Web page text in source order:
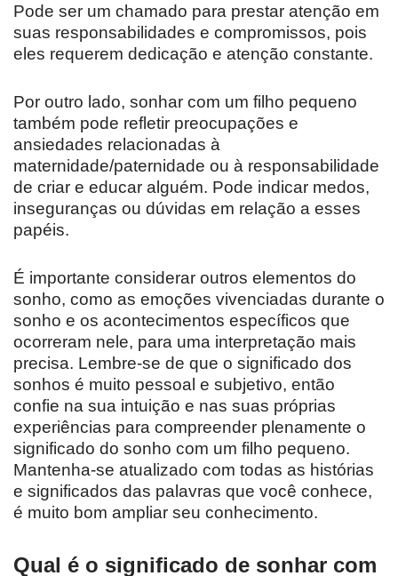
Pode ser um chamado para prestar atenção em
suas responsabilidades e compromissos, pois
eles requerem dedicação e atenção constante.
Por outro lado, sonhar com um filho pequeno
também pode refletir preocupações e
ansiedades relacionadas à
maternidade/paternidade ou à responsabilidade
de criar e educar alguém. Pode indicar medos,
inseguranças ou dúvidas em relação a esses
papéis.
É importante considerar outros elementos do
sonho, como as emoções vivenciadas durante o
sonho e os acontecimentos específicos que
ocorreram nele, para uma interpretação mais
precisa. Lembre-se de que o significado dos
sonhos é muito pessoal e subjetivo, então
confie na sua intuição e nas suas próprias
experiências para compreender plenamente o
significado do sonho com um filho pequeno.
Mantenha-se atualizado com todas as histórias
e significados das palavras que você conhece,
é muito bom ampliar seu conhecimento.
Qual é o significado de sonhar com